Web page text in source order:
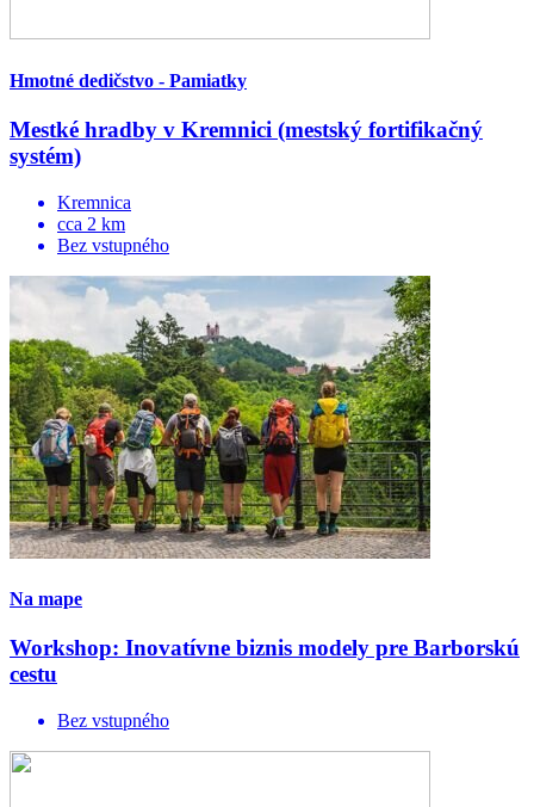
Hmotné dedičstvo - Pamiatky
Mestké hradby v Kremnici (mestský fortifikačný
systém)
Kremnica
cca 2 km
Bez vstupného
Na mape
Workshop: Inovatívne biznis modely pre Barborskú
cestu
Bez vstupného